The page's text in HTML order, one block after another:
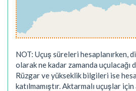
NOT: Uçuş süreleri hesaplanırken,
olarak ne kadar zamanda uçulacağı
Rüzgar ve yükseklik bilgileri ise
katılmamıştır. Aktarmalı uçuşlar